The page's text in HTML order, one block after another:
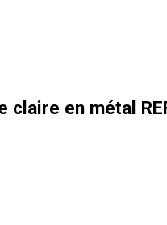
en métal